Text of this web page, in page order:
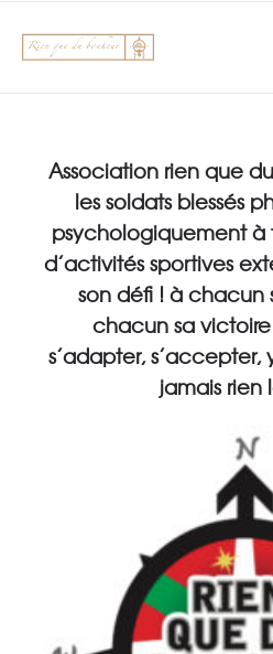
Association rien que
les soldats blessés
psychologiquement à
d’activités sportives
son défi ! à chacun
chacun sa victoire
s’adapter, s’accepter,
jamais rien